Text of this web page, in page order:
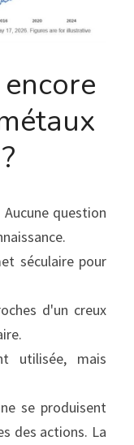
Aucune question
séculaire pour
d'un creux
utilisée, mais
se produisent
des actions. La